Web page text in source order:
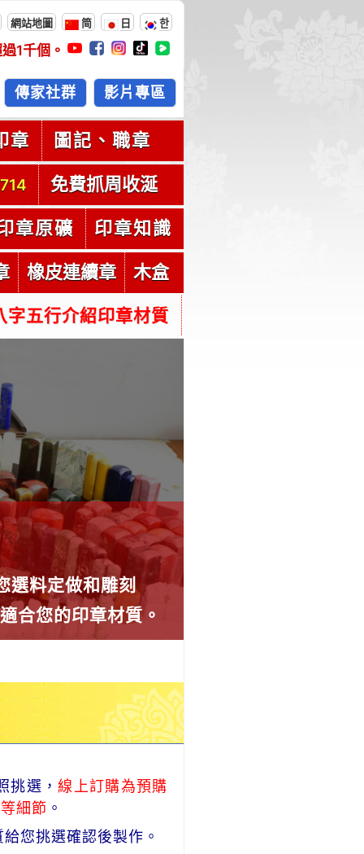
網站地圖 简 日 한
1千個。
傳家社群 影片專區
章 圖記、職章
免費抓周收涎
章原礦 印章知識
橡皮連續章 木盒
字五行介紹印章材質
選料定做和雕刻
合您的印章材質。
挑選，線上訂購為預購
細節 。
您挑選確認後製作。